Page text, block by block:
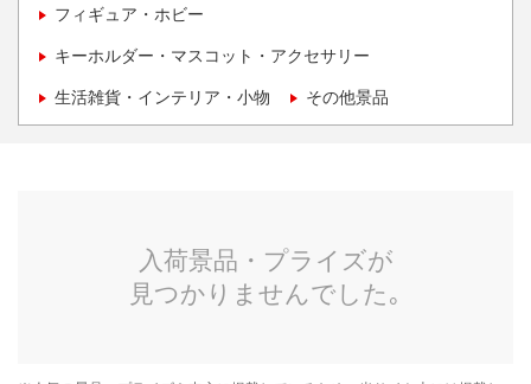
フィギュア・ホビー
キーホルダー・マスコット・アクセサリー
生活雑貨・インテリア・小物 その他景品